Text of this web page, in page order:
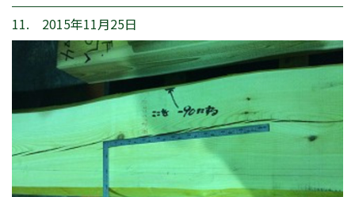
11. 2015年11月25日